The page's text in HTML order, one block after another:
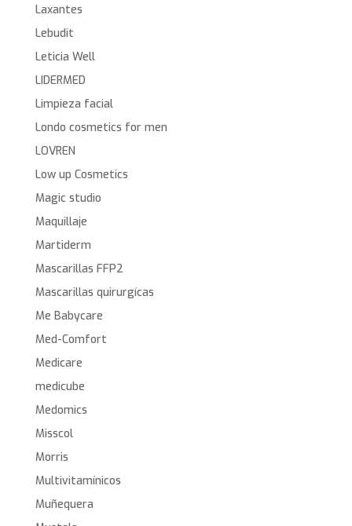
Laxantes
Lebudit
Leticia Well
LIDERMED
Limpieza facial
Londo cosmetics for men
LOVREN
Low up Cosmetics
Magic studio
Maquillaje
Martiderm
Mascarillas FFP2
Mascarillas quirurgícas
Me Babycare
Med-Comfort
Medicare
medicube
Medomics
Misscol
Morris
Multivitamínicos
Muñequera